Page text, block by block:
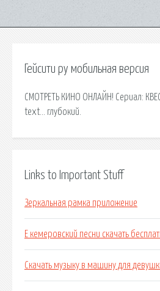
Гейсити ру мобильная версия
СМОТРЕТЬ КИНО ОНЛАЙН! Сериал:
text… глубокий.
Links to Important Stuff
Зеркальная рамка приложение
Е кемеровский песни скачать
Скачать музыку в машину для